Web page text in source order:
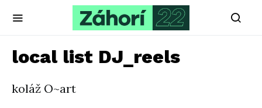
local list DJ_reels
koláž O~art